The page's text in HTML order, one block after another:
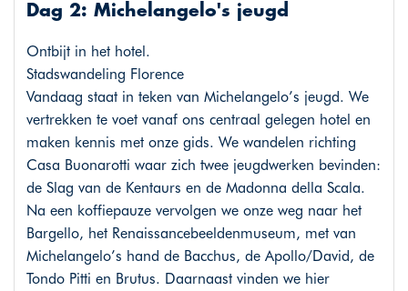
Dag 2: Michelangelo's jeugd
Ontbijt in het hotel.
Stadswandeling Florence
Vandaag staat in teken van Michelangelo’s jeugd. We
vertrekken te voet vanaf ons centraal gelegen hotel en
maken kennis met onze gids. We wandelen richting
Casa Buonarotti waar zich twee jeugdwerken bevinden:
de Slag van de Kentaurs en de Madonna della Scala.
Na een koffiepauze vervolgen we onze weg naar het
Bargello, het Renaissancebeeldenmuseum, met van
Michelangelo’s hand de Bacchus, de Apollo/David, de
Tondo Pitti en Brutus. Daarnaast vinden we hier